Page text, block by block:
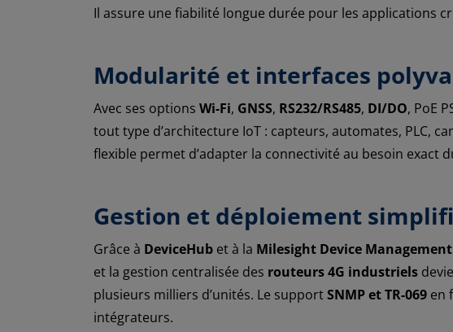
Il assure une fiabilité longue durée pour les applications
Modularité et interfaces
Avec ses options Wi-Fi, GNSS, RS232/RS485, DI/DO, PoE
tout type d’architecture IoT : capteurs, automates, PLC,
flexible permet d’adapter la connectivité au besoin exact
Gestion et déploiement
Grâce à DeviceHub et à la Milesight Device
et la gestion centralisée des routeurs 4G industriels
plusieurs milliers d’unités. Le supportSNMP et TR-069 en
intégrateurs.